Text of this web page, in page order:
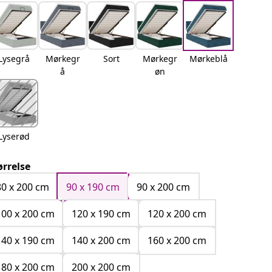
Mørkegr
å
Sort
Mørkegr
øn
Mørkeblå
x 200 cm
90 x 190 cm
90 x 200 cm
x 200 cm
120 x 190 cm
120 x 200 cm
x 190 cm
140 x 200 cm
160 x 200 cm
x 200 cm
200 x 200 cm